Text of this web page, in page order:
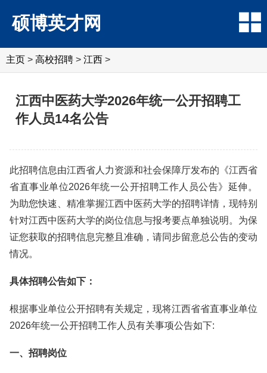
硕博英才网
主页 > 高校招聘 > 江西 >
江西中医药大学2026年统一公开招聘工
作人员14名公告
此招聘信息由江西省人力资源和社会保障厅发布的《江西省
省直事业单位2026年统一公开招聘工作人员公告》延伸。
为助您快速、精准掌握江西中医药大学的招聘详情，现特别
针对江西中医药大学的岗位信息与报考要点单独说明。为保
证您获取的招聘信息完整且准确，请同步留意总公告的变动
情况。
具体招聘公告如下：
根据事业单位公开招聘有关规定，现将江西省省直事业单位
2026年统一公开招聘工作人员有关事项公告如下:
一、招聘岗位